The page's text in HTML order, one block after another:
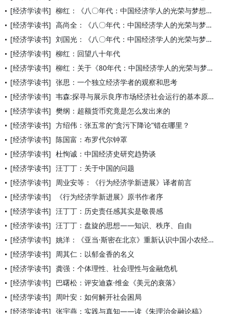
[经济学读书] 柳红：《八〇年代：中国经济学人的光荣与梦想》后记
[经济学读书] 高尚全：《八〇年代：中国经济学人的光荣与梦想》序言
[经济学读书] 刘国光：《八〇年代：中国经济学人的光荣与梦想》序言
[经济学读书] 柳红：回望八十年代
[经济学读书] 柳红：关于《80年代：中国经济学人的光荣与梦想》
[经济学读书] 张思：一个独立经济学者的观察和思考
[经济学读书] 韦森:探寻与展示良序市场经济社会运行的基本原理
[经济学读书] 樊纲：超额货币究竟是怎么发出来的
[经济学读书] 方绍伟：张五常的“贪污下降论”错在哪里？
[经济学读书] 陈国富：布罗代尔钟罩
[经济学读书] 杜恂诚：中国经济史研究趋势谈
[经济学读书] 汪丁丁：关于中国的问题
[经济学读书] 周业安等：《行为经济学新进展》译者前言
[经济学读书]
《行为经济学新进展》原书作者序
[经济学读书] 汪丁丁：历史责任感其实是敬畏感
[经济学读书] 汪丁丁：盘旋的思想——知识、秩序、自由
[经济学读书] 姚洋：《亚当·斯密在北京》重新认识中国小农经济
[经济学读书] 周其仁：以郁金香的名义
[经济学读书] 龚强：个体理性、社会理性与金融危机
[经济学读书] 巴曙松：评安迪森·维金《美元的衰落》
[经济学读书] 周叶安：如何解开社会困局
[经济学读书] 张宇燕：实践与真知——读《朱理治金融论稿》